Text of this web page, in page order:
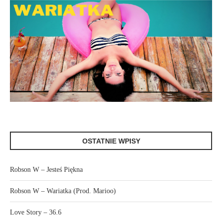
OSTATNIE WPISY
Robson W – Jesteś Piękna
Robson W – Wariatka (Prod. Marioo)
Love Story – 36.6